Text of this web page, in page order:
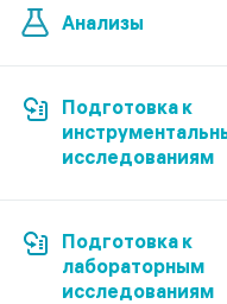
Анализы
Подготовка к
исследованиям
Подготовка к
лабораторным
исследованиям